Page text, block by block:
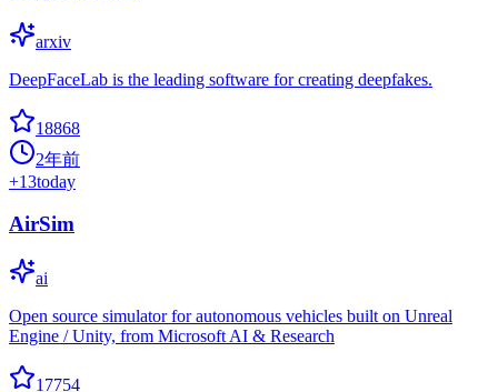
arxiv
DeepFaceLab is the leading software for creating deepfakes.
18868
2年前
+13today
AirSim
ai
Open source simulator for autonomous vehicles built on Unreal
Engine / Unity, from Microsoft AI & Research
17754